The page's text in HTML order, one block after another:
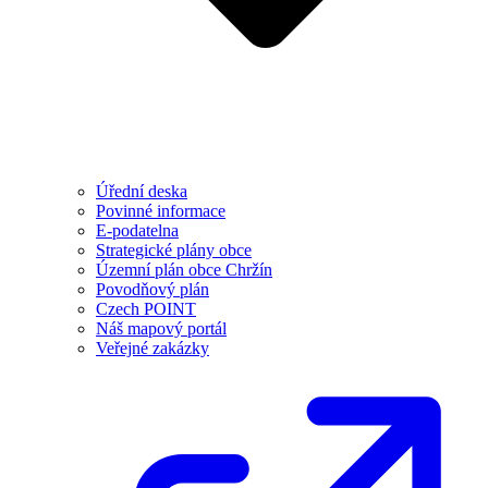
Úřední deska
Povinné informace
E-podatelna
Strategické plány obce
Územní plán obce Chržín
Povodňový plán
Czech POINT
Náš mapový portál
Veřejné zakázky